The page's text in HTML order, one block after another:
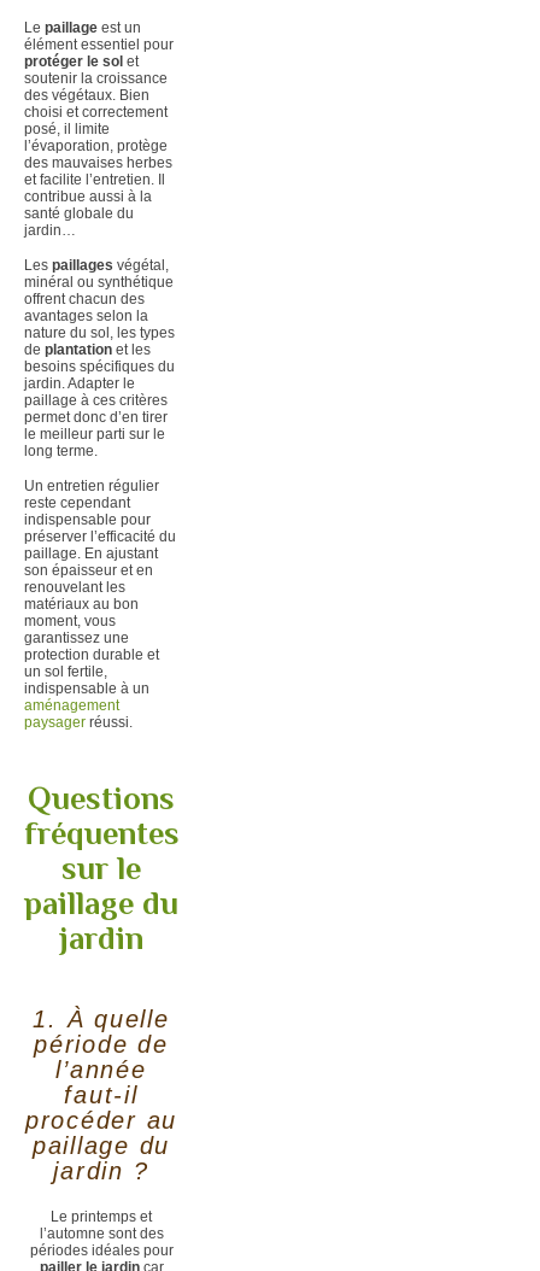
Le paillage est un
élément essentiel pour
protéger le sol et
soutenir la croissance
des végétaux. Bien
choisi et correctement
posé, il limite
l’évaporation, protège
des mauvaises herbes
et facilite l’entretien. Il
contribue aussi à la
santé globale du
jardin…
Les paillages végétal,
minéral ou synthétique
offrent chacun des
avantages selon la
nature du sol, les types
de plantation et les
besoins spécifiques du
jardin. Adapter le
paillage à ces critères
permet donc d’en tirer
le meilleur parti sur le
long terme.
Un entretien régulier
reste cependant
indispensable pour
préserver l’efficacité du
paillage. En ajustant
son épaisseur et en
renouvelant les
matériaux au bon
moment, vous
garantissez une
protection durable et
un sol fertile,
indispensable à un
aménagement
paysager réussi.
Questions
fréquentes
sur le
paillage du
jardin
1. À quelle
période de
l’année
faut-il
procéder au
paillage du
jardin ?
Le printemps et
l’automne sont des
périodes idéales pour
pailler le jardincar